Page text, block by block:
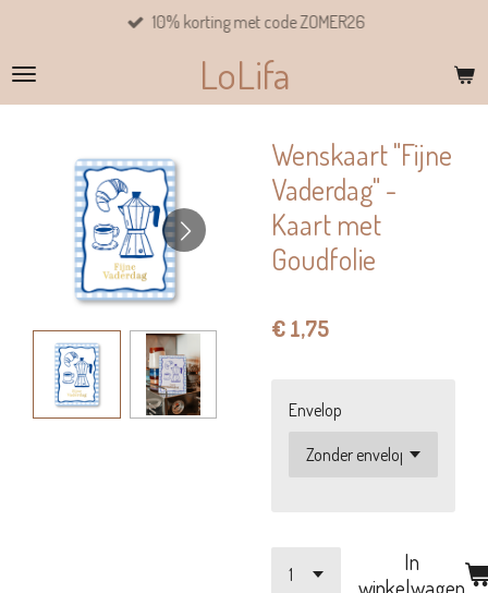
naar
de
LoLifa
10% korting met code ZOMER26
Wenskaart "Fijne
Vaderdag" -
Kaart met
Goudfolie
€ 1,75
Envelop
In